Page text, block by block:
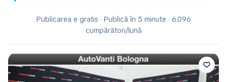
Publicarea e gratis · Publică în 5 minute · 6.096
cumpărători/lună